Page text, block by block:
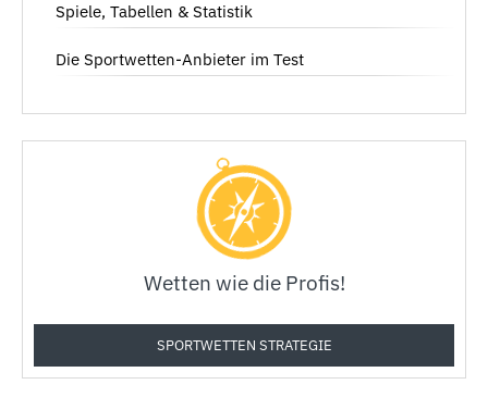
Spiele, Tabellen & Statistik
Die Sportwetten-Anbieter im Test
Wetten wie die Profis!
SPORTWETTEN STRATEGIE